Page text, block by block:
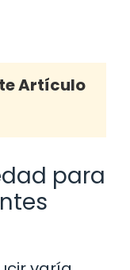
Artículo
para